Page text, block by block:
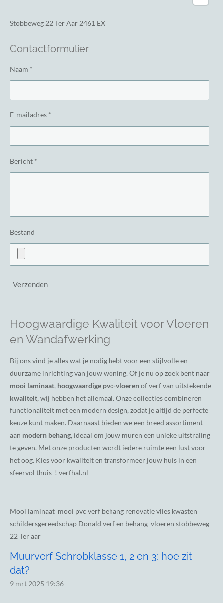
Stobbeweg 22 Ter Aar 2461 EX
Contactformulier
Naam *
E-mailadres *
Bericht *
Bestand
Verzenden
Hoogwaardige Kwaliteit voor Vloeren
en Wandafwerking
Bij ons vind je alles wat je nodig hebt voor een stijlvolle en
duurzame inrichting van jouw woning. Of je nu op zoek bent naar
mooi laminaat, hoogwaardige pvc-vloerenof verf van uitstekende
kwaliteit, wij hebben het allemaal. Onze collecties combineren
functionaliteit met een modern design, zodat je altijd de perfecte
keuze kunt maken. Daarnaast bieden we een breed assortiment
aan modern behang, ideaal om jouw muren een unieke uitstraling
te geven. Met onze producten wordt iedere ruimte een lust voor
het oog. Kies voor kwaliteit en transformeer jouw huis in een
sfeervol thuis ! verfhal.nl
Mooi laminaat mooi pvc verf behang renovatie vlies kwasten
schildersgereedschap Donald verf en behang vloeren stobbeweg
22 Ter aar
Muurverf Schrobklasse 1, 2 en 3: hoe zit
dat?
9 mrt 2025 19:36